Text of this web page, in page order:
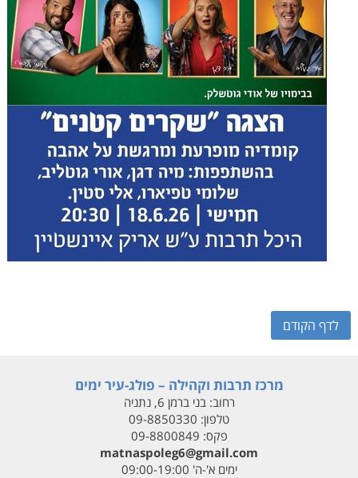
לדף הקודם
מרכז תרבות וקהילה – פולג-עיר ימים
רחוב:בני ברמן 6, נתניה
טלפון: 09-8850330
פקס: 09-8800849
matnaspoleg6@gmail.com
ימים א'-ה' 09:00-19:00